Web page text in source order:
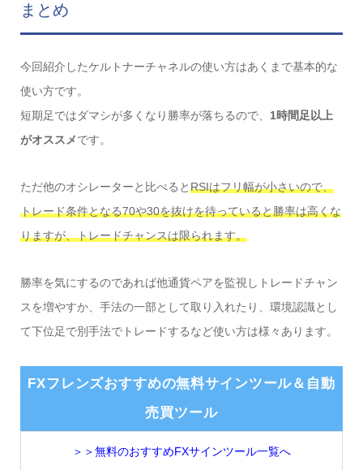
まとめ
今回紹介したケルトナーチャネルの使い方はあくまで基本的な
使い方です。
短期足ではダマシが多くなり勝率が落ちるので、 1時間足以上
がオススメです。
ただ他のオシレーターと比べるとRSIはフリ幅が小さいので、
トレード条件となる70や30を抜けを待っていると勝率は高くな
りますが、トレードチャンスは限られます。
勝率を気にするのであれば他通貨ペアを監視しトレードチャン
スを増やすか、手法の一部として取り入れたり、環境認識とし
て下位足で別手法でトレードするなど使い方は様々あります。
FXフレンズおすすめの無料サインツール＆自動
売買ツール
＞＞無料のおすすめFXサインツール一覧へ